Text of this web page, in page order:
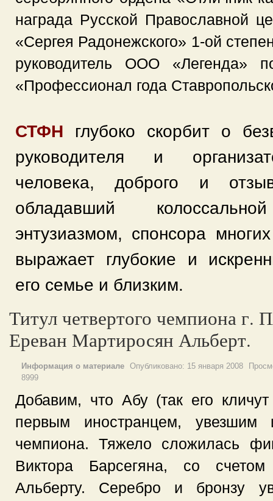
награда Русской Православной
«Сергея Радонежского» 1-ой
руководитель ООО «Легенда»
«Профессионал года
СТФН глубоко скорбит о
руководителя и
человека, доброго и
обладавший
энтузиазмом, спонсора
выражает глубокие и
его семье и близким.
Титул четвертого чемпиона г.
Ереван Мартиросян Альберт.
Информация о материале Опубликовано: 15 января 2008
8999
Добавим, что Абу (так его
первым иностранцем, увезшим
чемпиона. Тяжело сложилась
Виктора Барсегяна, со
Альберту. Серебро и бронзу